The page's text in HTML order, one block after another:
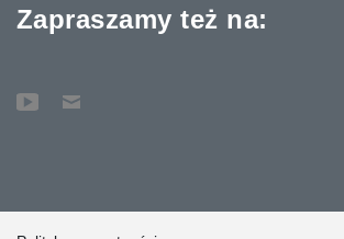
Zapraszamy też na: